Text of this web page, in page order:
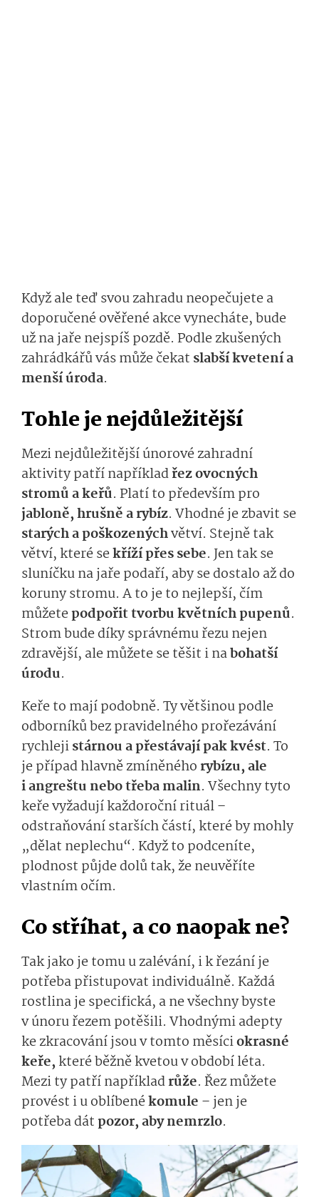
Když ale teď svou zahradu neopečujete a
doporučené ověřené akce vynecháte, bude
už na jaře nejspíš pozdě. Podle zkušených
zahrádkářů vás může čekat slabší kvetení a
menší úroda.
Tohle je nejdůležitější
Mezi nejdůležitější únorové zahradní
aktivity patří napříkladřez ovocných
stromů a keřů. Platí to především pro
jabloně, hrušně a rybíz. Vhodné je zbavit se
starých a poškozenýchvětví. Stejně tak
větví, které sekříží přes sebe. Jen tak se
sluníčku na jaře podaří, aby se dostalo až do
koruny stromu. A to je to nejlepší, čím
můžetepodpořit tvorbu květních pupenů.
Strom bude díky správnému řezu nejen
zdravější, ale můžete se těšit i nabohatší
úrodu.
Keře to mají podobně. Ty většinou podle
odborníků bez pravidelného prořezávání
rychlejistárnou a přestávají pak kvést. To
je případ hlavně zmíněného rybízu, ale
i angreštu nebo třeba malin. Všechny tyto
keře vyžadují každoroční rituál –
odstraňování starších částí, které by mohly
„dělat neplechu“. Když to podceníte,
plodnost půjde dolů tak, že neuvěříte
vlastním očím.
Co stříhat, a co naopak ne?
Tak jako je tomu u zalévání, i k řezání je
potřeba přistupovat individuálně. Každá
rostlina je specifická, a ne všechny byste
v únoru řezem potěšili. Vhodnými adepty
ke zkracování jsou v tomto měsíciokrasné
keře,které běžně kvetou v období léta.
Mezi ty patří napříkladrůže. Řez můžete
provést i u oblíbenékomule – jen je
potřeba dát pozor, aby nemrzlo.